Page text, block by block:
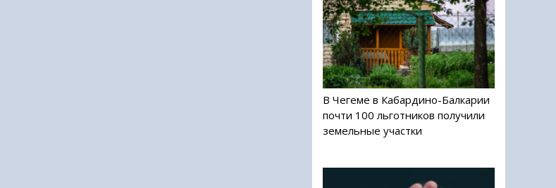
В Чегеме в Кабардино-Балкарии
почти 100 льготников получили
земельные участки